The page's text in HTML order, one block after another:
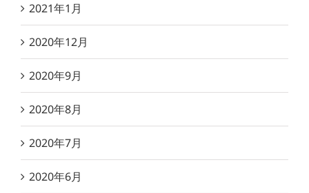
2021年1月
2020年12月
2020年9月
2020年8月
2020年7月
2020年6月